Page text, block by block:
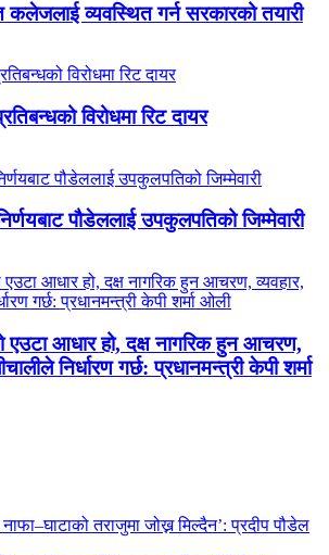
कलेजलाई व्यवस्थित गर्न सरकारको तयारी
विरोधमा रिट दायर
पौडेललाई उपकुलपतिको जिम्मेवारी
एउटा आधार हो, दक्ष नागरिक हुन आचरण,
निर्धारण गर्छ: प्रधानमन्त्री केपी शर्मा